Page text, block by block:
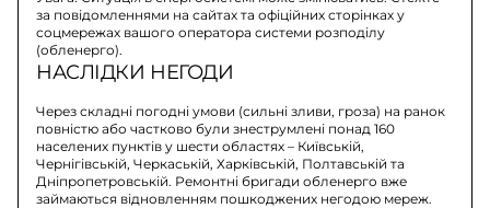
за повідомленнями на сайтах та офіційних сторінках у
соцмережах вашого оператора системи розподілу
(обленерго).
НАСЛІДКИ НЕГОДИ
Через складні погодні умови (сильні зливи, гроза) на ранок
повністю або частково були знеструмлені понад 160
населених пунктів у шести областях – Київській,
Чернігівській, Черкаській, Харківській, Полтавській та
Дніпропетровській. Ремонтні бригади обленерго вже
займаються відновленням пошкоджених негодою мереж.